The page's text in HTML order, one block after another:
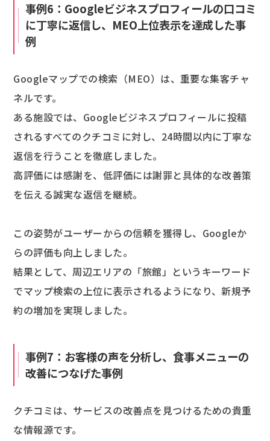
事例6：Googleビジネスプロフィールの口コミ
に丁寧に返信し、MEO上位表示を達成した事
例
Googleマップでの検索（MEO）は、重要な集客チャ
ネルです。
ある施設では、Googleビジネスプロフィールに投稿
されるすべてのクチコミに対し、24時間以内に丁寧な
返信を行うことを徹底しました。
高評価には感謝を、低評価には謝罪と具体的な改善策
を伝える誠実な返信を継続。
この姿勢がユーザーからの信頼を獲得し、Googleか
らの評価も向上しました。
結果として、周辺エリアの「旅館」というキーワード
でマップ検索の上位に表示されるようになり、新規予
約の増加を実現しました。
事例7：お客様の声を分析し、食事メニューの
改善につなげた事例
クチコミは、サービスの改善点を見つけるための貴重
な情報源です。